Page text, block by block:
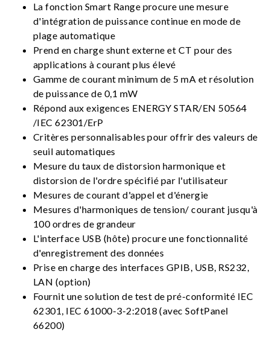
La fonction Smart Range procure une mesure
d'intégration de puissance continue en mode de
plage automatique
Prend en charge shunt externe et CT pour des
applications à courant plus élevé
Gamme de courant minimum de 5 mA et résolution
de puissance de 0,1 mW
Répond aux exigences ENERGY STAR/EN 50564
/IEC 62301/ErP
Critères personnalisables pour offrir des valeurs de
seuil automatiques
Mesure du taux de distorsion harmonique et
distorsion de l'ordre spécifié par l'utilisateur
Mesures de courant d'appel et d'énergie
Mesures d'harmoniques de tension/ courant jusqu'à
100 ordres de grandeur
L'interface USB (hôte) procure une fonctionnalité
d'enregistrement des données
Prise en charge des interfaces GPIB, USB, RS232,
LAN (option)
Fournit une solution de test de pré-conformité IEC
62301, IEC 61000-3-2:2018 (avec SoftPanel
66200)